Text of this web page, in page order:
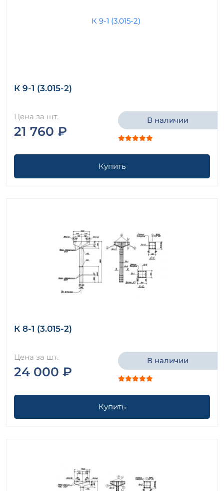
К 9-1 (3.015-2)
Цена за шт.
21 760 ₽
В наличии
Купить
К 8-1 (3.015-2)
Цена за шт.
24 000 ₽
В наличии
Купить